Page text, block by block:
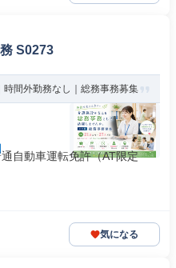
S0273
間外勤務なし｜総務事務募集
自動車運転免許（AT限定
気になる